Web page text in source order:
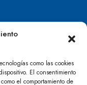
como las cookies
El consentimiento
el comportamiento de